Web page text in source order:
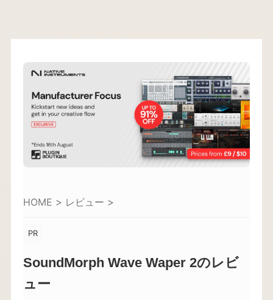
HOME > レビュー >
PR
SoundMorph Wave Waper 2のレビ
ュー